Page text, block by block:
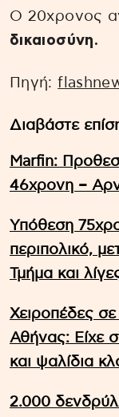
Ο 20χρονος
δικαιοσύνη.
Πηγή:
Διαβάστε
Marfin:
46χρονη –
Υπόθεση
περιπολικό,
Τμήμα και
Χειροπέδες
Αθήνας: Είχε
και ψαλίδια
2.000